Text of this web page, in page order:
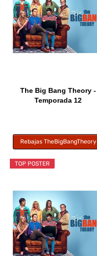
The Big Bang Theory -
Temporada 12
Rebajas TheBigBangTheory
TOP POSTER